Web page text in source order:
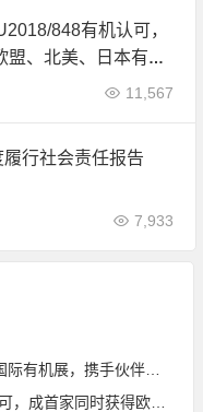
848有机认可，
盟、北美、日本有机
机构
11,567
行社会责任报告
7,933
手伙伴共拓全球有机新未来
、日本有机认可的中国内资认证机构